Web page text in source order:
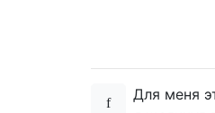
Для меня